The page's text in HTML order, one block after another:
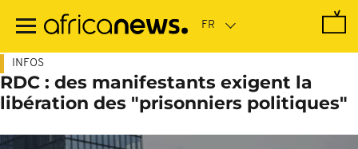
contenu
INFOS
RDC : des manifestants exigent la
libération des "prisonniers politiques"